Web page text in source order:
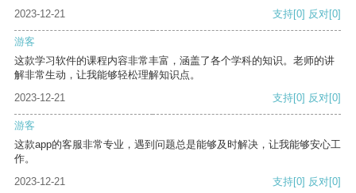
2023-12-21 支持[0] 反对[0]
游客
这款学习软件的课程内容非常丰富，涵盖了各个学科的知识。老师的讲
解非常生动，让我能够轻松理解知识点。
2023-12-21
支持[0] 反对[0]
游客
这款app的客服非常专业，遇到问题总是能够及时解决，让我能够安心工
作。
2023-12-21
支持[0] 反对[0]